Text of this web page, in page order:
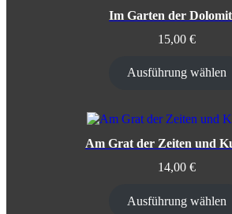
Im Garten der
15,00 €
Ausführung wählen
Am Grat der Zeiten und
14,00 €
Ausführung wählen